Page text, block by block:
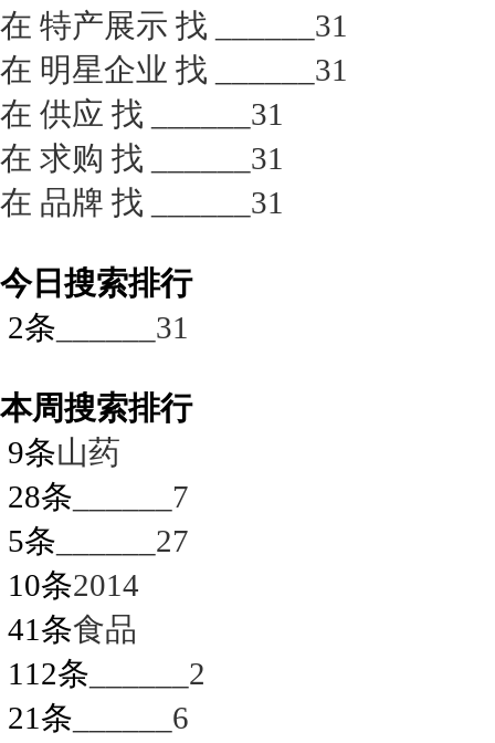
在 特产展示 找 ______31
在 明星企业 找 ______31
在 供应 找 ______31
在 求购 找 ______31
在 品牌 找 ______31
今日搜索排行
2条 ______31
本周搜索排行
9条山药
28条 ______7
5条 ______27
10条2014
41条食品
112条 ______2
21条 ______6